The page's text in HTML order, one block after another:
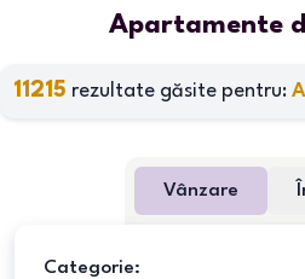
Apartamente
11215 rezultate găsite pentru:
Vânzare
Categorie: